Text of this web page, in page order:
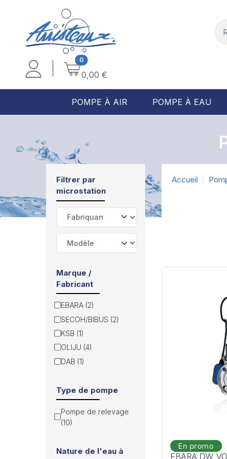
0
0,00 €
POMPE À AIR POMPE À EAU
Filtrer par
microstation
Marque /
Fabricant
EBARA (2)
SECOH/BIBUS (2)
KSB (1)
OLIJU (4)
DAB (1)
Type de pompe
Pompe de relevage
(10)
Nature de l'eau à
Accueil
En promo
EBARA DW